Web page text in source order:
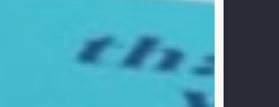
• ALMACÉN ONLINE